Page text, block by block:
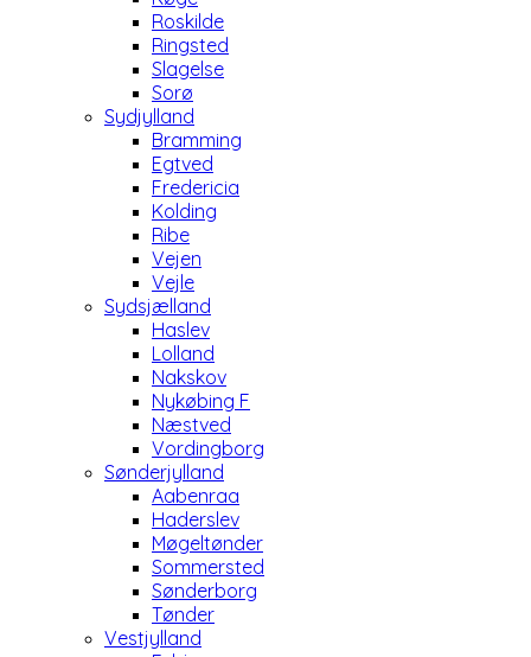
Roskilde
Ringsted
Slagelse
Sorø
Sydjylland
Bramming
Egtved
Fredericia
Kolding
Ribe
Vejen
Vejle
Sydsjælland
Haslev
Lolland
Nakskov
Nykøbing F
Næstved
Vordingborg
Sønderjylland
Aabenraa
Haderslev
Møgeltønder
Sommersted
Sønderborg
Tønder
Vestjylland